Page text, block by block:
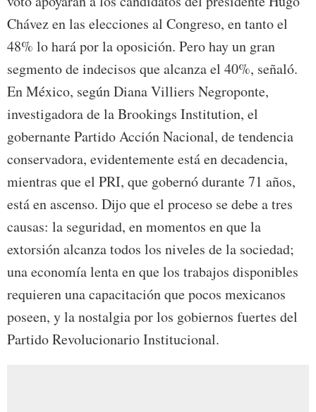
Chávez en las elecciones al Congreso, en tanto el
48% lo hará por la oposición. Pero hay un gran
segmento de indecisos que alcanza el 40%, señaló.
En México, según Diana Villiers Negroponte,
investigadora de la Brookings Institution, el
gobernante Partido Acción Nacional, de tendencia
conservadora, evidentemente está en decadencia,
mientras que el PRI, que gobernó durante 71 años,
está en ascenso. Dijo que el proceso se debe a tres
causas: la seguridad, en momentos en que la
extorsión alcanza todos los niveles de la sociedad;
una economía lenta en que los trabajos disponibles
requieren una capacitación que pocos mexicanos
poseen, y la nostalgia por los gobiernos fuertes del
Partido Revolucionario Institucional.